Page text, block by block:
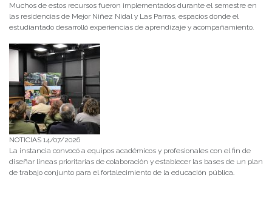
Muchos de estos recursos fueron implementados durante el semestre en
las residencias de Mejor Niñez Nidal y Las Parras, espacios donde el
estudiantado desarrolló experiencias de aprendizaje y acompañamiento.
NOTICIAS 14/07/2026
La instancia convocó a equipos académicos y profesionales con el fin de
diseñar líneas prioritarias de colaboración y establecer las bases de un plan
de trabajo conjunto para el fortalecimiento de la educación pública.